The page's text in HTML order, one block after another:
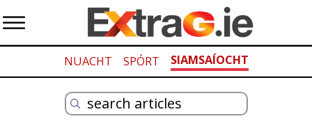
NUACHT SPÓRT SIAMSAÍOCHT